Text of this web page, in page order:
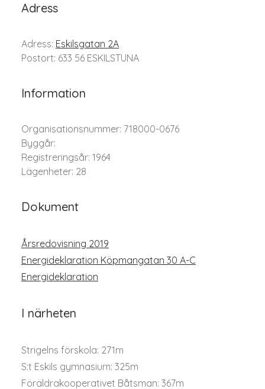
Adress
Adress: Eskilsgatan 2A
Postort: 633 56 ESKILSTUNA
Information
Organisationsnummer: 718000-0676
Byggår:
Registreringsår: 1964
Lägenheter: 28
Dokument
Årsredovisning 2019
Energideklaration Köpmangatan 30 A-C
Energideklaration
I närheten
Strigelns förskola: 271m
S:t Eskils gymnasium: 325m
Föräldrakooperativet Båtsman: 367m